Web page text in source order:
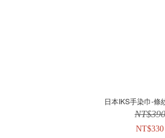
日本IKS手染巾-條
NT$390
NT$330